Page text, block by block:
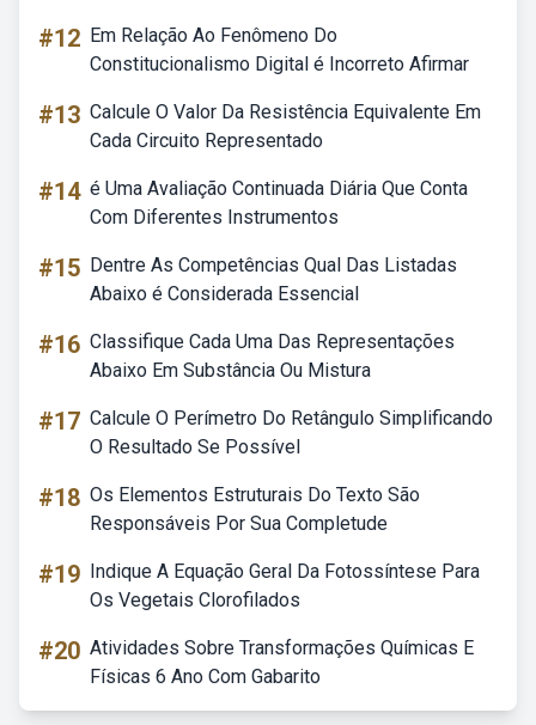
#12 Em Relação Ao Fenômeno Do
Constitucionalismo Digital é Incorreto Afirmar
#13 Calcule O Valor Da Resistência Equivalente Em
Cada Circuito Representado
#14 é Uma Avaliação Continuada Diária Que Conta
Com Diferentes Instrumentos
#15 Dentre As Competências Qual Das Listadas
Abaixo é Considerada Essencial
#16 Classifique Cada Uma Das Representações
Abaixo Em Substância Ou Mistura
#17 Calcule O Perímetro Do Retângulo Simplificando
O Resultado Se Possível
#18 Os Elementos Estruturais Do Texto São
Responsáveis Por Sua Completude
#19 Indique A Equação Geral Da Fotossíntese Para
Os Vegetais Clorofilados
#20 Atividades Sobre Transformações Químicas E
Físicas 6 Ano Com Gabarito